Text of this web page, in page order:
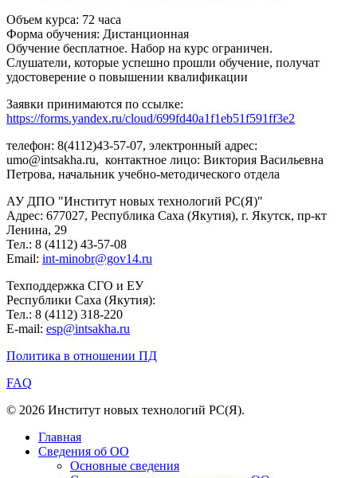
Объем курса: 72 часа
Форма обучения: Дистанционная
Обучение бесплатное. Набор на курс ограничен.
Слушатели, которые успешно прошли обучение, получат
удостоверение о повышении квалификации
Заявки принимаются по ссылке:
https://forms.yandex.ru/cloud/699fd40a1f1eb51f591ff3e2
телефон: 8(4112)43-57-07, электронный адрес:
umo@intsakha.ru, контактное лицо: Виктория Васильевна
Петрова, начальник учебно-методического отдела
АУ ДПО "Институт новых технологий РС(Я)"
Адрес: 677027, Республика Саха (Якутия), г. Якутск, пр-кт
Ленина, 29
Тел.: 8 (4112) 43-57-08
Email: int-minobr@gov14.ru
Техподдержка СГО и ЕУ
Республики Саха (Якутия):
Тел.: 8 (4112) 318-220
E-mail: esp@intsakha.ru
Политика в отношении ПД
FAQ
© 2026 Институт новых технологий РС(Я).
Главная
Сведения об ОО
Основные сведения